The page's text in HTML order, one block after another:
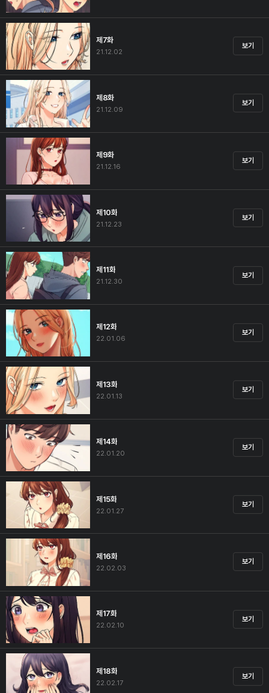
제7화
21.12.02
보기
제8화
21.12.09
보기
제9화
21.12.16
보기
제10화
21.12.23
보기
제11화
21.12.30
보기
제12화
22.01.06
보기
제13화
22.01.13
보기
제14화
22.01.20
보기
제15화
22.01.27
보기
제16화
22.02.03
보기
제17화
22.02.10
보기
제18화
22.02.17
보기